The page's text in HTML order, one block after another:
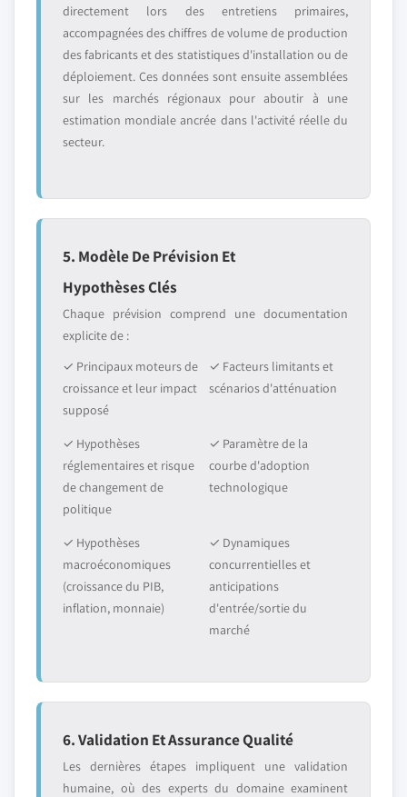
directement lors des entretiens primaires,
accompagnées des chiffres de volume de production
des fabricants et des statistiques d'installation ou de
déploiement. Ces données sont ensuite assemblées
sur les marchés régionaux pour aboutir à une
estimation mondiale ancrée dans l'activité réelle du
secteur.
5. Modèle De Prévision Et
Hypothèses Clés
Chaque prévision comprend une documentation
explicite de :
✓ Principaux moteurs de
croissance et leur impact
supposé
✓ Facteurs limitants et
scénarios d'atténuation
✓ Hypothèses
réglementaires et risque
de changement de
politique
✓ Paramètre de la
courbe d'adoption
technologique
✓ Hypothèses
macroéconomiques
(croissance du PIB,
inflation, monnaie)
✓ Dynamiques
concurrentielles et
anticipations
d'entrée/sortie du
marché
6. Validation Et Assurance Qualité
Les dernières étapes impliquent une validation
humaine, où des experts du domaine examinent